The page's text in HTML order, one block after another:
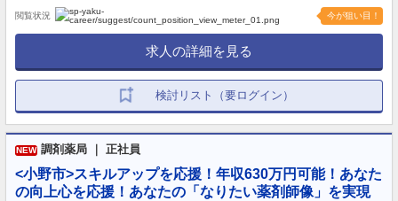
閲覧状況 今が狙い目！
求人の詳細を見る
検討リスト（要ログイン）
NEW 調剤薬局 ｜ 正社員
<小野市>スキルアップを応援！年収630万円可能！あなた
の向上心を応援！あなたの「なりたい薬剤師像」を実現